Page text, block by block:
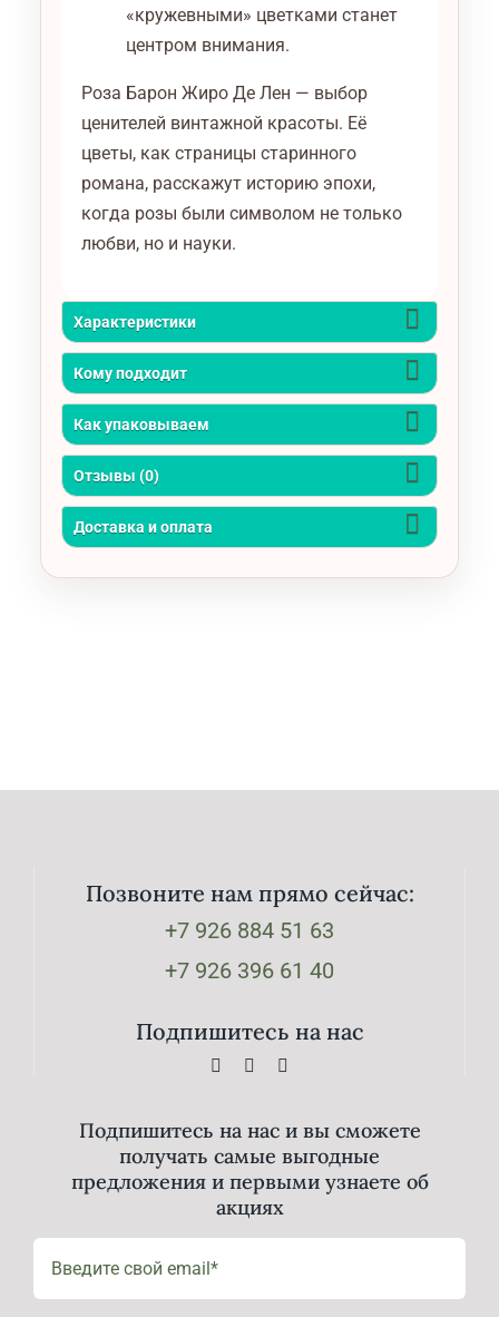
«кружевными» цветками станет
центром внимания.
Роза Барон Жиро Де Лен — выбор
ценителей винтажной красоты. Её
цветы, как страницы старинного
романа, расскажут историю эпохи,
когда розы были символом не только
любви, но и науки.
Характеристики
Кому подходит
Как упаковываем
Отзывы (0)
Доставка и оплата
Позвоните нам прямо сейчас:
+7 926 884 51 63
+7 926 396 61 40
Подпишитесь на нас
Подпишитесь на нас и вы сможете
получать самые выгодные
предложения и первыми узнаете об
акциях